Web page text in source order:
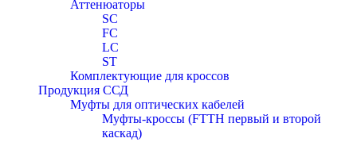
Аттенюаторы
SC
FC
LC
ST
Комплектующие для кроссов
Продукция ССД
Муфты для оптических кабелей
Муфты-кроссы (FTTH первый и второй
каскад)